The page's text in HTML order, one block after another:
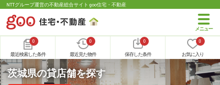
NTTグループ運営の不動産総合サイト goo住宅・不動産
0
最近検索した条件
0
最近見た物件
0
保存した条件
0
お気に入り
茨城県の貸店舗を探す